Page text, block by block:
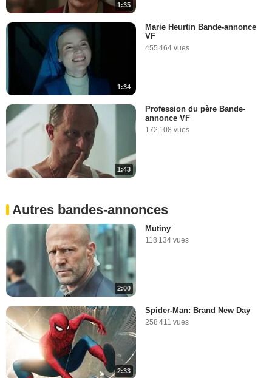
1:35
1:34
Marie Heurtin Bande-annonce
VF
455 464 vues
1:43
Profession du père Bande-
annonce VF
172 108 vues
Autres bandes-annonces
2:00
Mutiny
118 134 vues
2:33
Spider-Man: Brand New Day
258 411 vues